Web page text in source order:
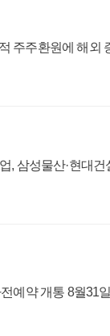
주주환원에 해외
, 삼성물산·현대건
예약 개통 8월31